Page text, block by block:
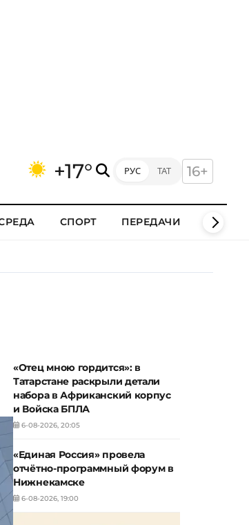
+17° РУС ТАТ 16+
СПОРТ ПЕРЕДАЧИ КЛИПЫ
«Отец мною гордится»: в
Татарстане раскрыли детали
набора в Африканский корпус
и Войска БПЛА
6-08-2026, 20:05
«Единая Россия» провела
отчётно-программный форум в
Нижнекамске
6-08-2026, 19:00